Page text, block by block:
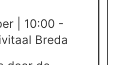
| 10:00 -
Breda